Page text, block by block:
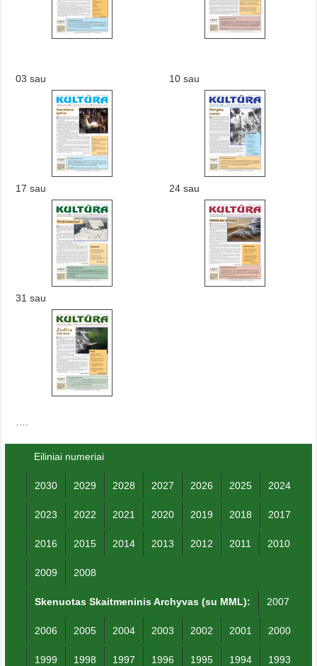
03 sau 10 sau
17 sau 24 sau
31 sau
Eiliniai numeriai
2030 2029 2028 2027 2026 2025 2024
2023 2022 2021 2020 2019 2018 2017
2016 2015 2014 2013 2012 2011 2010
2009 2008
Skenuotas Skaitmeninis Archyvas (su MML): 2007
2006 2005 2004 2003 2002 2001 2000
1999 1998 1997 1996 1995 1994 1993